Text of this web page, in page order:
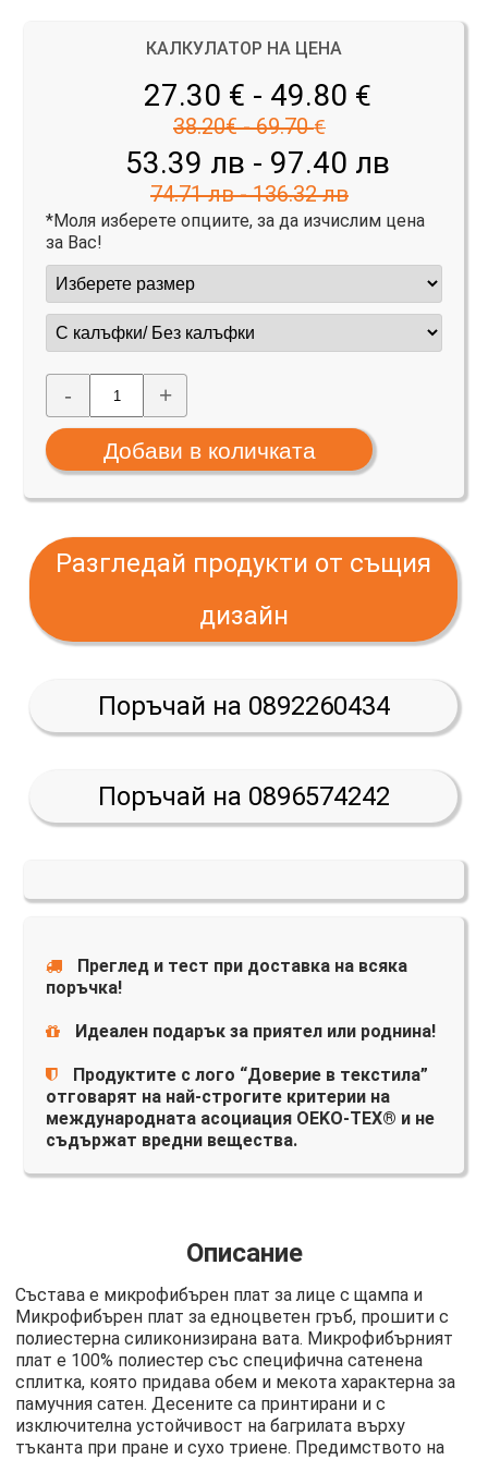
КАЛКУЛАТОР НА ЦЕНА
27.30 € - 49.80 €
38.20€ - 69.70 €
53.39 лв - 97.40 лв
74.71 лв - 136.32 лв
*Моля изберете опциите, за да изчислим цена
за Вас!
- +
Разгледай продукти от същия
дизайн
Поръчай на 0892260434
Поръчай на 0896574242
Преглед и тест при доставка на всяка
поръчка!
Идеален подарък за приятел или роднина!
Продуктите с лого “Доверие в текстила”
отговарят на най-строгите критерии на
международната асоциация OEKO-TEX® и не
съдържат вредни вещества.
Описание
Състава е микрофибърен плат за лице с щампа и
Микрофибърен плат за едноцветен гръб, прошити с
полиестерна силиконизирана вата. Микрофибърният
плат е 100% полиестер със специфична сатенена
сплитка, която придава обем и мекота характерна за
памучния сатен. Десените са принтирани и с
изключителна устойчивост на багрилата върху
тъканта при пране и сухо триене. Предимството на